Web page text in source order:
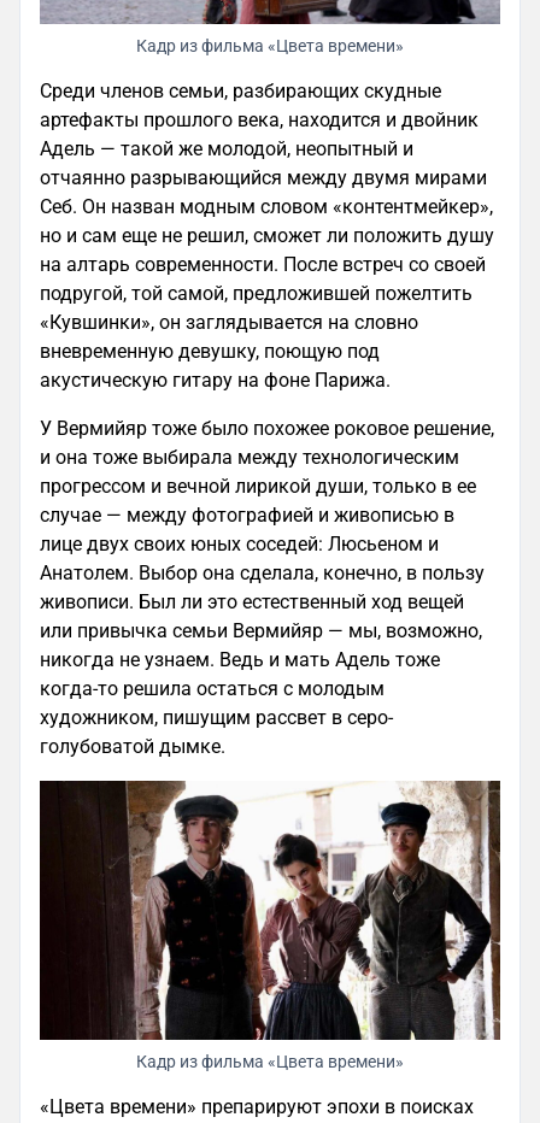
Кадр из фильма «Цвета времени»
Среди членов семьи, разбирающих скудные
артефакты прошлого века, находится и двойник
Адель — такой же молодой, неопытный и
отчаянно разрывающийся между двумя мирами
Себ. Он назван модным словом «контентмейкер»,
но и сам еще не решил, сможет ли положить душу
на алтарь современности. После встреч со своей
подругой, той самой, предложившей пожелтить
«Кувшинки», он заглядывается на словно
вневременную девушку, поющую под
акустическую гитару на фоне Парижа.
У Вермийяр тоже было похожее роковое решение,
и она тоже выбирала между технологическим
прогрессом и вечной лирикой души, только в ее
случае — между фотографией и живописью в
лице двух своих юных соседей: Люсьеном и
Анатолем. Выбор она сделала, конечно, в пользу
живописи. Был ли это естественный ход вещей
или привычка семьи Вермийяр — мы, возможно,
никогда не узнаем. Ведь и мать Адель тоже
когда-то решила остаться с молодым
художником, пишущим рассвет в серо-
голубоватой дымке.
Кадр из фильма «Цвета времени»
«Цвета времени» препарируют эпохи в поисках